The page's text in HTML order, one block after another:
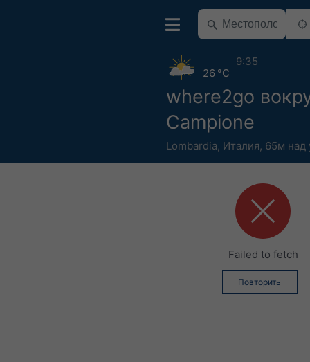
where2go
Campione
Lombardia, Италия, 65м над
26 °C
9:35
Failed to fetch
Повторить